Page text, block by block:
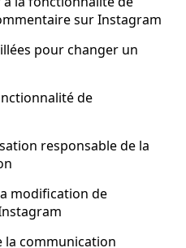
sur Instagram
pour changer un
de
responsable de la
modification de
la communication